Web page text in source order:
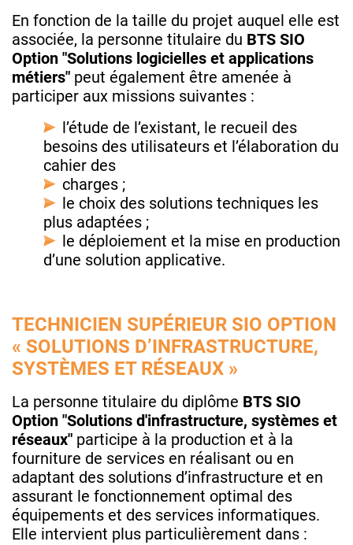
En fonction de la taille du projet auquel elle est
associée, la personne titulaire du BTS SIO
Option "Solutions logicielles et applications
métiers" peut également être amenée à
participer aux missions suivantes :
l’étude de l’existant, le recueil des
besoins des utilisateurs et l’élaboration du
cahier des
charges ;
le choix des solutions techniques les
plus adaptées ;
le déploiement et la mise en production
d’une solution applicative.
TECHNICIEN SUPÉRIEUR SIO OPTION
« SOLUTIONS D’INFRASTRUCTURE,
SYSTÈMES ET RÉSEAUX »
La personne titulaire du diplôme BTS SIO
Option "Solutions d'infrastructure, systèmes et
réseaux" participe à la production et à la
fourniture de services en réalisant ou en
adaptant des solutions d’infrastructure et en
assurant le fonctionnement optimal des
équipements et des services informatiques.
Elle intervient plus particulièrement dans :